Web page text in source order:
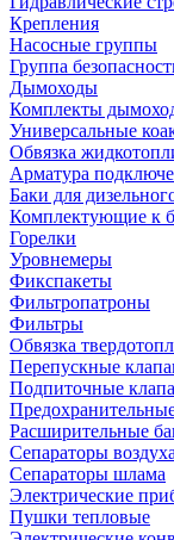
Крепления
Насосные группы
Группа
Дымоходы
Комплекты
Универсальные
Обвязка
Арматура
Баки для
Комплектующие к
Горелки
Уровнемеры
Фикспакеты
Фильтропатроны
Фильтры
Обвязка
Перепускные
Подпиточные
Расширительные
Сепараторы воздуха
Сепараторы шлама
Электрические
Пушки тепловые